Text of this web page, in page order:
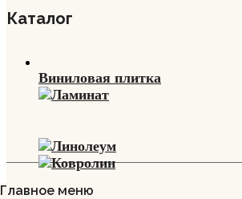
Каталог
Виниловая плитка
Ламинат
Линолеум
Ковролин
Главное меню